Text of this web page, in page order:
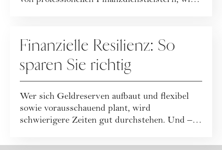
Finanzielle Resilienz: So
sparen Sie richtig
Wer sich Geldreserven aufbaut und flexibel
sowie vorausschauend plant, wird
schwierigere Zeiten gut durchstehen. Und –